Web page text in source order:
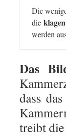
Die
die klagen
werden
Das
dass
treibt